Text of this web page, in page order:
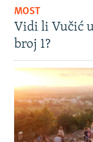
MOST
Vidi li Vučić
broj 1?